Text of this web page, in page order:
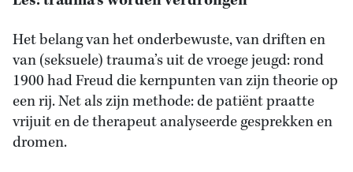
Het belang van het onderbewuste, van driften en
van (seksuele) trauma’s uit de vroege jeugd: rond
1900 had Freud die kernpunten van zijn theorie op
een rij. Net als zijn methode: de patiënt praatte
vrijuit en de therapeut analyseerde gesprekken en
dromen.